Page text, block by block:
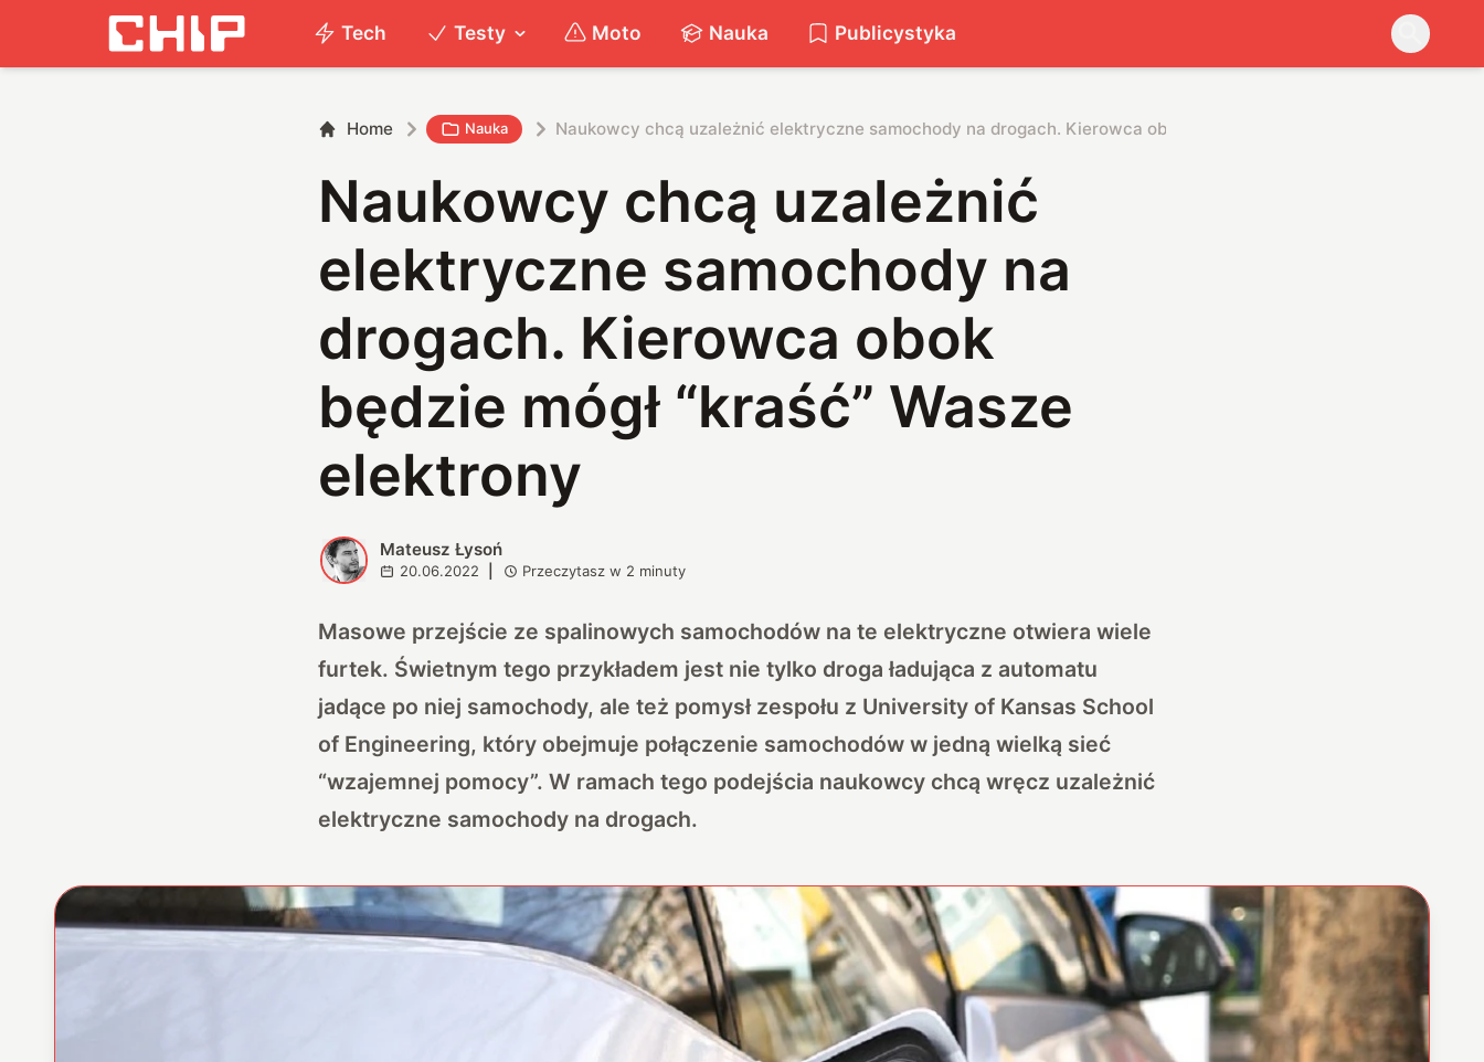
Tech Testy Moto Nauka Publicystyka
Home Nauka Naukowcy chcą uzależnić elektryczne samochody na drogach. Kierowca obok będzie mógł “kraść” Wasze
Naukowcy chcą uzależnić
elektryczne samochody na
drogach. Kierowca obok
będzie mógł “kraść” Wasze
elektrony
M Mateusz Łysoń
20.06.2022 Przeczytasz w 2 minuty
Masowe przejście ze spalinowych samochodów na te elektryczne otwiera wiele
furtek. Świetnym tego przykładem jest nie tylko droga ładująca z automatu
jadące po niej samochody, ale też pomysł zespołu z University of Kansas School
of Engineering, który obejmuje połączenie samochodów w jedną wielką sieć
“wzajemnej pomocy”. W ramach tego podejścia naukowcy chcą wręcz uzależnić
elektryczne samochody na drogach.